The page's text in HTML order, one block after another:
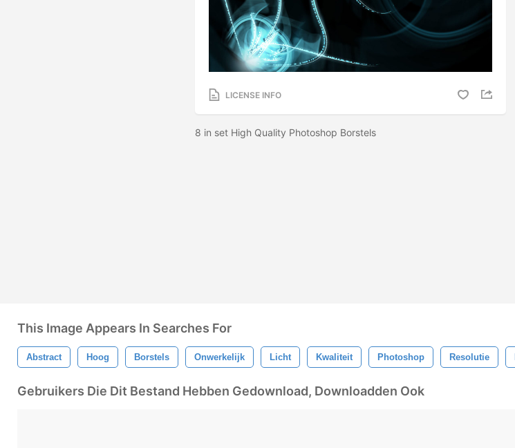
LICENSE INFO
8 in set High Quality Photoshop Borstels
This Image Appears In Searches For
Abstract Hoog Borstels Onwerkelijk Licht Kwaliteit Photoshop Resolutie
Gebruikers Die Dit Bestand Hebben Gedownload, Downloadden Ook